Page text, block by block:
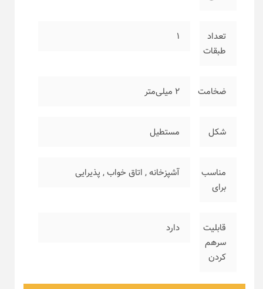
تعداد
طبقات
۱
ضخامت ۲ میلی‌متر
شکل مستطیل
مناسب
برای
آشپزخانه, اتاق خواب, پذیرایی
قابلیت
سرهم
کردن
دارد